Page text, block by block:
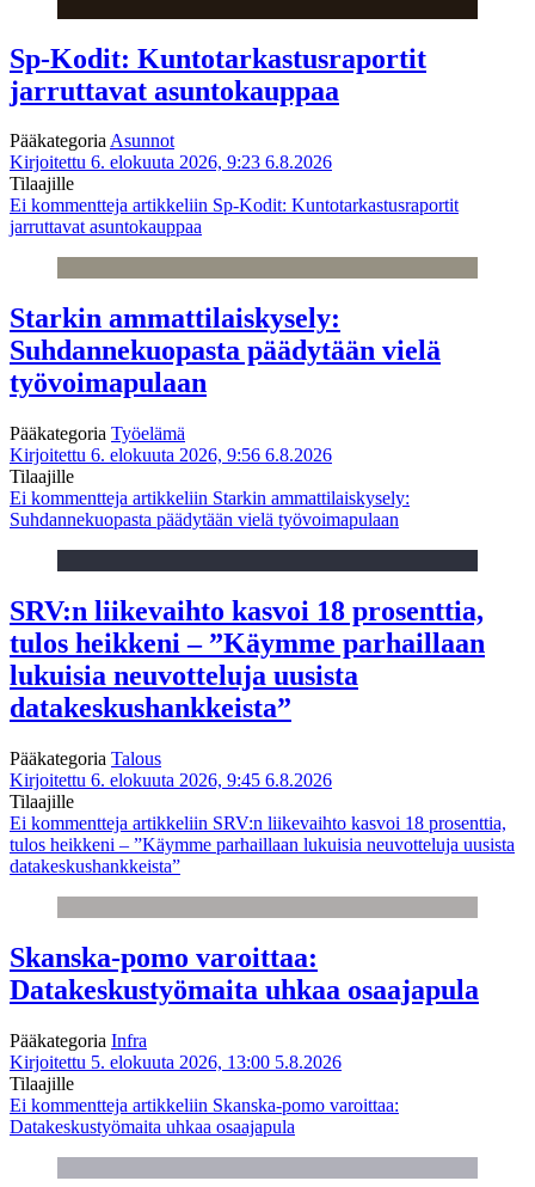
Sp-Kodit: Kuntotarkastusraportit
jarruttavat asuntokauppaa
PääkategoriaAsunnot
Kirjoitettu 6. elokuuta 2026, 9:23 6.8.2026
Tilaajille
Ei kommentteja artikkeliin Sp-Kodit: Kuntotarkastusraportit
jarruttavat asuntokauppaa
Starkin ammattilaiskysely:
Suhdannekuopasta päädytään vielä
työvoimapulaan
Pääkategoria Työelämä
Kirjoitettu 6. elokuuta 2026, 9:56 6.8.2026
Tilaajille
Ei kommentteja artikkeliin Starkin ammattilaiskysely:
Suhdannekuopasta päädytään vielä työvoimapulaan
SRV:n liikevaihto kasvoi 18 prosenttia,
tulos heikkeni – ”Käymme parhaillaan
lukuisia neuvotteluja uusista
datakeskushankkeista”
Pääkategoria Talous
Kirjoitettu 6. elokuuta 2026, 9:45 6.8.2026
Tilaajille
Ei kommentteja artikkeliin SRV:n liikevaihto kasvoi 18 prosenttia,
tulos heikkeni – ”Käymme parhaillaan lukuisia neuvotteluja uusista
datakeskushankkeista”
Skanska-pomo varoittaa:
Datakeskustyömaita uhkaa osaajapula
Pääkategoria Infra
Kirjoitettu 5. elokuuta 2026, 13:00 5.8.2026
Tilaajille
Ei kommentteja artikkeliin Skanska-pomo varoittaa:
Datakeskustyömaita uhkaa osaajapula